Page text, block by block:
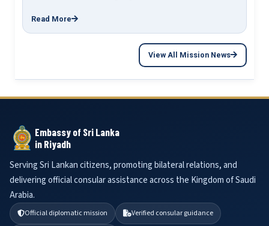
Read More
View All Mission News
Embassy of Sri Lanka
in Riyadh
Serving Sri Lankan citizens, promoting bilateral relations, and
delivering official consular assistance across the Kingdom of Saudi
Arabia.
Official diplomatic mission Verified consular guidance